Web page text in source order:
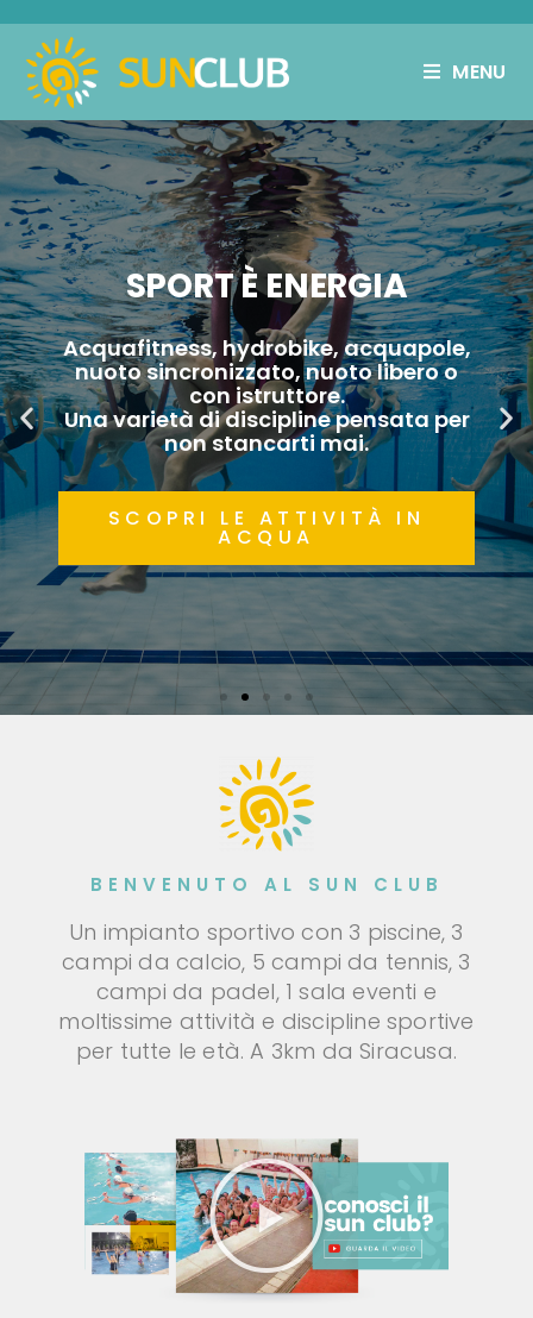
MENU
SPORT È ENERGIA
Acquafitness, hydrobike, acquapole,
nuoto sincronizzato, nuoto libero o
con istruttore.
Una varietà di discipline pensata per
non stancarti mai.
SCOPRI LE ATTIVITÀ IN
ACQUA
BENVENUTO AL SUN CLUB
Un impianto sportivo con 3 piscine, 3
campi da calcio, 5 campi da tennis, 3
campi da padel, 1 sala eventi e
moltissime attività e discipline sportive
per tutte le età. A 3km da Siracusa.